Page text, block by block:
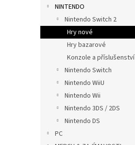
NINTENDO
Nintendo Switch 2
Hry nové
Hry bazarové
Konzole a příslušenství
Nintendo Switch
Nintendo WiiU
Nintendo Wii
Nintendo 3DS / 2DS
Nintendo DS
PC